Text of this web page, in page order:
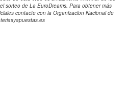
sorteo de La EuroDreams. Para obtener más
contacte con la Organizacion Nacional de